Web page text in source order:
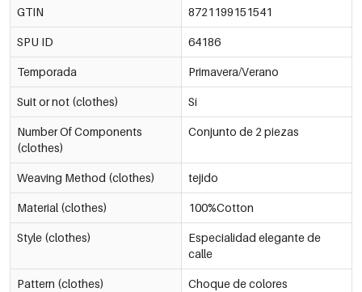
GTIN 8721199151541
SPU ID 64186
Temporada Primavera/Verano
Suit or not (clothes) Sí
Number Of Components
(clothes)
Conjunto de 2 piezas
Weaving Method (clothes) tejido
Material (clothes) 100%Cotton
Style (clothes)
Especialidad elegante de
calle
Pattern (clothes) Choque de colores